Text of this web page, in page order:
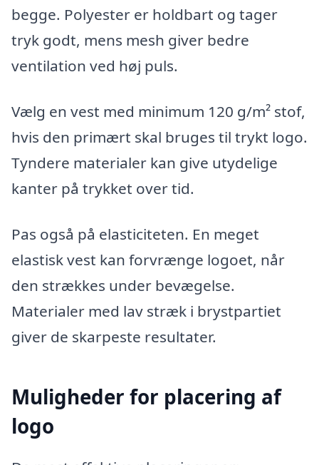
begge. Polyester er holdbart og tager
tryk godt, mens mesh giver bedre
ventilation ved høj puls.
Vælg en vest med minimum 120 g/m² stof,
hvis den primært skal bruges til trykt logo.
Tyndere materialer kan give utydelige
kanter på trykket over tid.
Pas også på elasticiteten. En meget
elastisk vest kan forvrænge logoet, når
den strækkes under bevægelse.
Materialer med lav stræk i brystpartiet
giver de skarpeste resultater.
Muligheder for placering af
logo